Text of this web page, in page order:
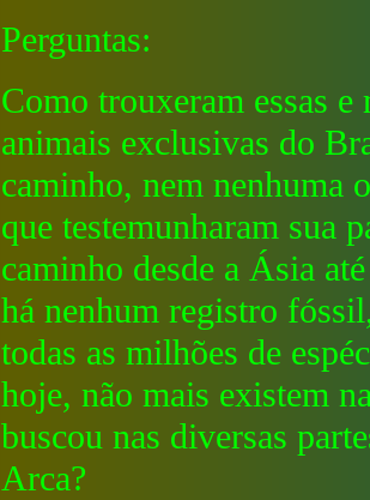
Perguntas:
Como trouxeram essas e
animais exclusivas do
caminho, nem nenhuma
que testemunharam sua
caminho desde a Ásia
há nenhum registro
todas as milhões de
hoje, não mais existem
buscou nas diversas
Arca?